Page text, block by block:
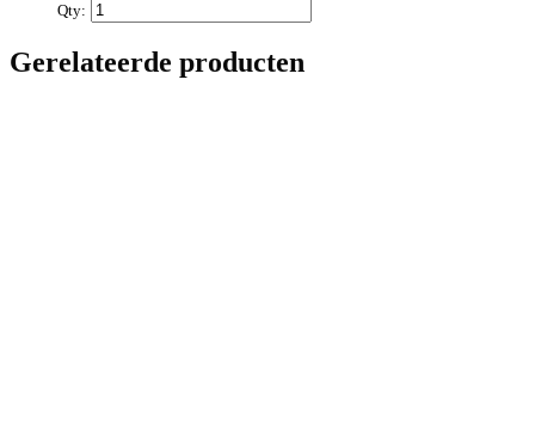
optie
gekozen
Qty:
Gerelateerde producten